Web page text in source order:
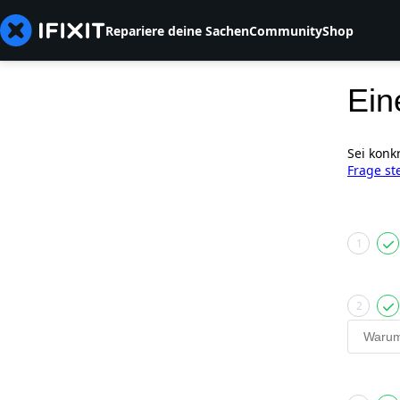
Repariere deine SachenCommunityShop
Sei
Frage
1
2